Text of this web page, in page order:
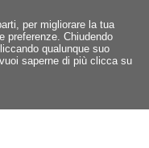
per migliorare la tua
preferenze. Chiudendo
qualunque suo
saperne di più clicca su